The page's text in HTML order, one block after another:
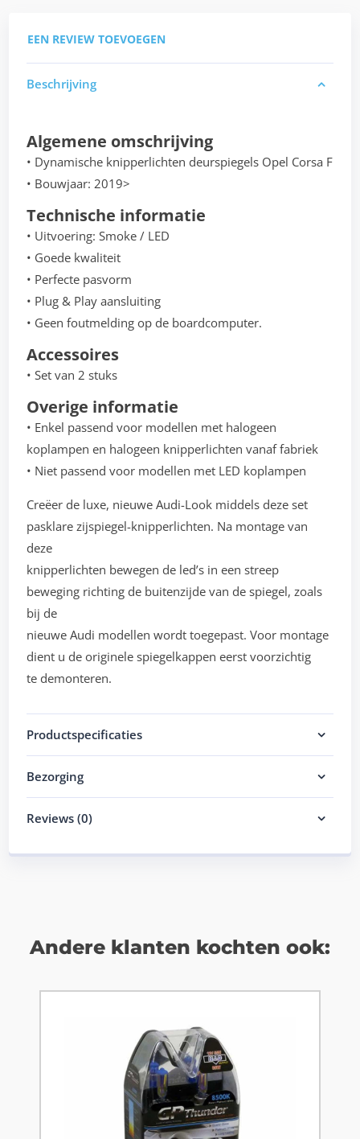
EEN REVIEW TOEVOEGEN
Beschrijving
Algemene omschrijving
• Dynamische knipperlichten deurspiegels Opel Corsa F
• Bouwjaar: 2019>
Technische informatie
• Uitvoering: Smoke / LED
• Goede kwaliteit
• Perfecte pasvorm
• Plug & Play aansluiting
• Geen foutmelding op de boardcomputer.
Accessoires
• Set van 2 stuks
Overige informatie
• Enkel passend voor modellen met halogeen
koplampen en halogeen knipperlichten vanaf fabriek
• Niet passend voor modellen met LED koplampen
Creëer de luxe, nieuwe Audi-Look middels deze set
pasklare zijspiegel-knipperlichten. Na montage van
deze
knipperlichten bewegen de led’s in een streep
beweging richting de buitenzijde van de spiegel, zoals
bij de
nieuwe Audi modellen wordt toegepast. Voor montage
dient u de originele spiegelkappen eerst voorzichtig
te demonteren.
Productspecificaties
Bezorging
Reviews (0)
Andere klanten kochten ook: